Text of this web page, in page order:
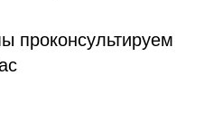
проконсультируем